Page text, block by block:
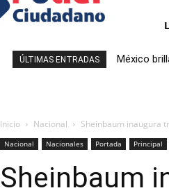
ÚLTIMAS ENTRADAS México
Inicio Nacional Sheinbaum inaugura
Nacional Nacionales Portada Principal
Sheinbaum